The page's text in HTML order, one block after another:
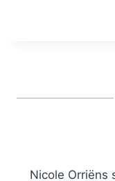
Nicole Orriëns